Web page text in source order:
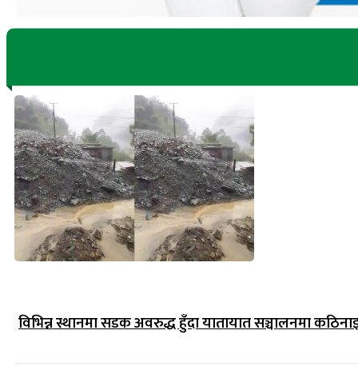
विभिन्न स्थानमा सडक अवरुद्ध हुँदा यातायात सञ्चालनमा